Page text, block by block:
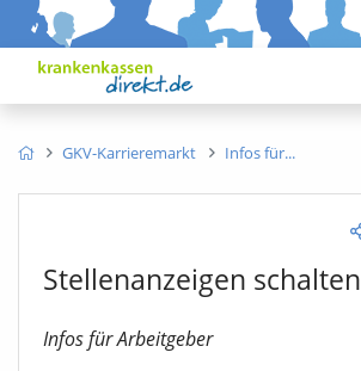
GKV-Karrieremarkt Infos für
Stellenanzeigen schalten
Infos für Arbeitgeber